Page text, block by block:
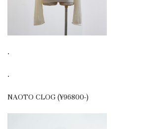
.
.
NAOTO CLOG (¥96800-)